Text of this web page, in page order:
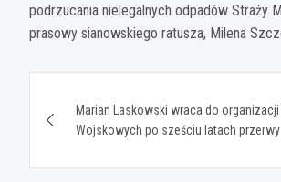
podrzucania nielegalnych odpadów Straży
prasowy sianowskiego ratusza, Milena
wpisuMarian Laskowski wraca do
Wojskowych po sześciu latach przerwy